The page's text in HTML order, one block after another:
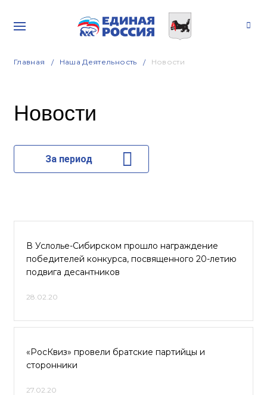
Главная Наша Деятельность Новости
Новости
За период
В Услолье-Сибирском прошло награждение
победителей конкурса, посвященного 20-летию
подвига десантников
28.02.20
«РосКвиз» провели братские партийцы и
сторонники
27.02.20